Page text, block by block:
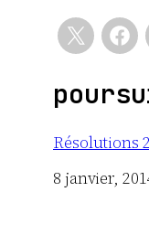
Résolutions
Date
8 janvier,